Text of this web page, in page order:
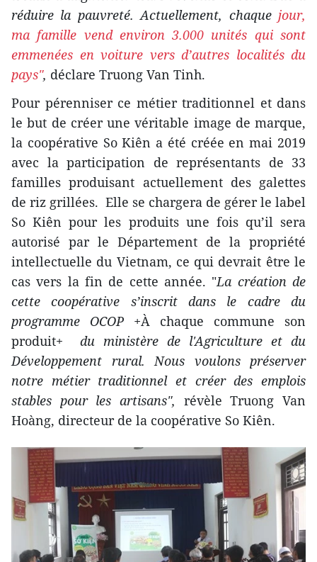
réduire la pauvreté. Actuellement, chaquejour,
ma famille vend environ 3.000 unités qui sont
emmenées en voiture vers d’autres localités du
pays", déclare Truong Van Tinh.
Pour pérenniser ce métier traditionnel et dans
le but de créer une véritable image de marque,
la coopérative So Kiên a été créée en mai 2019
avec la participation de représentants de 33
familles produisant actuellement des galettes
de riz grillées. Elle se chargera de gérer le label
So Kiên pour les produits une fois qu’il sera
autorisé par le Département de la propriété
intellectuelle du Vietnam, ce qui devrait être le
cas vers la fin de cette année. "La création de
cette coopérative s’inscrit dans le cadre du
programme OCOP +À chaque commune son
produit+ du ministère de l'Agriculture et du
Développement rural. Nous voulons préserver
notre métier traditionnel et créer des emplois
stables pour les artisans", révèle Truong Van
Hoàng, directeur de la coopérative So Kiên.